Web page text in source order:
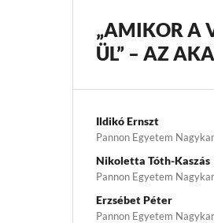
„AMIKOR A
ÜL” – AZ
Ildikó Ernszt
Pannon Egyetem
Nikoletta Tóth-Kaszás
Pannon Egyetem
Erzsébet Péter
Pannon Egyetem